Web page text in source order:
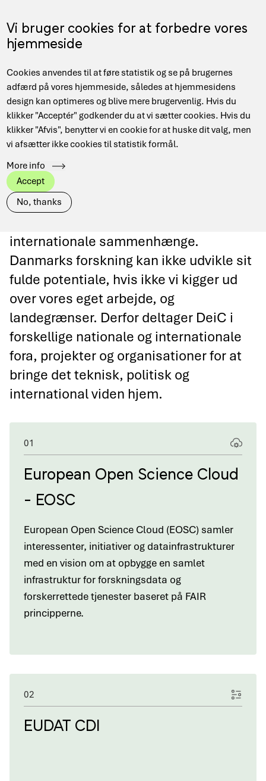
Vi bruger cookies for at forbedre vores
hjemmeside
Cookies anvendes til at føre statistik og se på brugernes
adfærd på vores hjemmeside, således at hjemmesidens
design kan optimeres og blive mere brugervenlig. Hvis du
klikker "Acceptér" godkender du at vi sætter cookies. Hvis du
klikker "Afvis", benytter vi en cookie for at huske dit valg, men
vi afsætter ikke cookies til statistik formål.
More info
Accept
No, thanks
til
hovedindhold
EN
Main
navigation
Brødkrumme
Hjem Data Management Projekter og samarbejder
Projekter og
samarbejder
internationale sammenhænge.
Danmarks forskning kan ikke udvikle sit
fulde potentiale, hvis ikke vi kigger ud
over vores eget arbejde, og
landegrænser. Derfor deltager DeiC i
forskellige nationale og internationale
fora, projekter og organisationer for at
bringe det teknisk, politisk og
international viden hjem.
01
European Open Science Cloud
- EOSC
European Open Science Cloud (EOSC) samler
interessenter, initiativer og datainfrastrukturer
med en vision om at opbygge en samlet
infrastruktur for forskningsdata og
forskerrettede tjenester baseret på FAIR
principperne.
02
EUDAT CDI